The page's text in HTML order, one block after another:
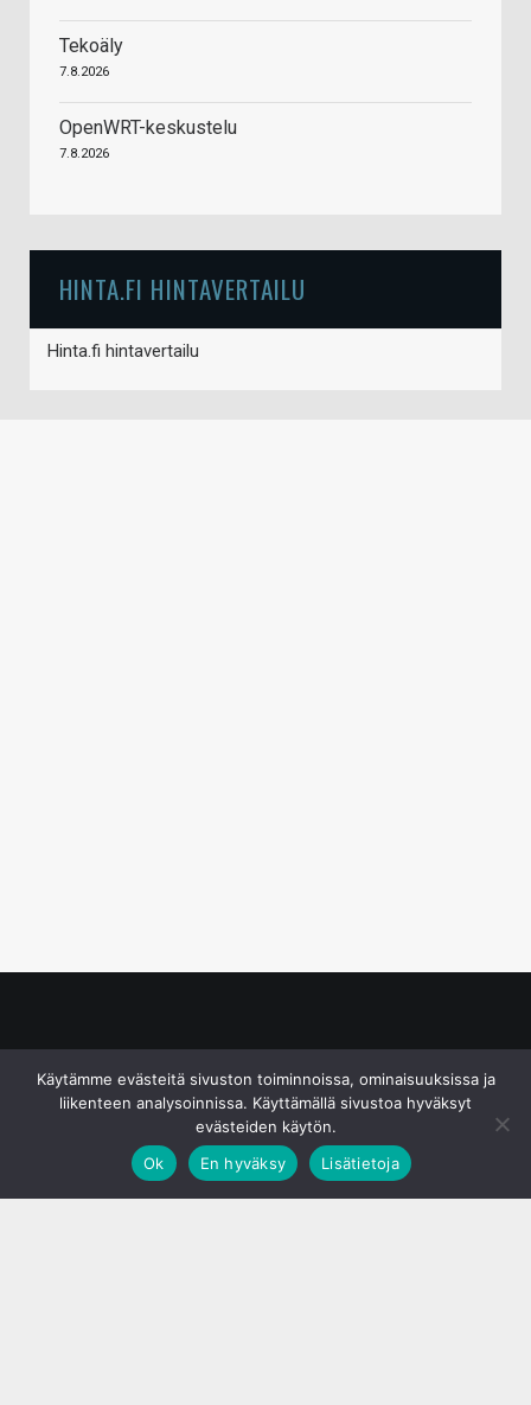
Tekoäly
7.8.2026
OpenWRT-keskustelu
7.8.2026
HINTA.FI HINTAVERTAILU
Hinta.fi hintavertailu
Käytämme evästeitä sivuston toiminnoissa, ominaisuuksissa ja
liikenteen analysoinnissa. Käyttämällä sivustoa hyväksyt
evästeiden käytön.
Ok
En hyväksy Lisätietoja